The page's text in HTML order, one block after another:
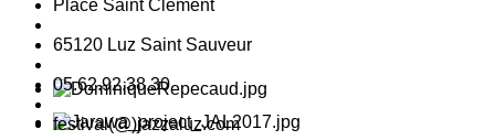
Place Saint Clément
65120 Luz Saint Sauveur
05.62.92.38.30
festival(@)jazzaluz.com